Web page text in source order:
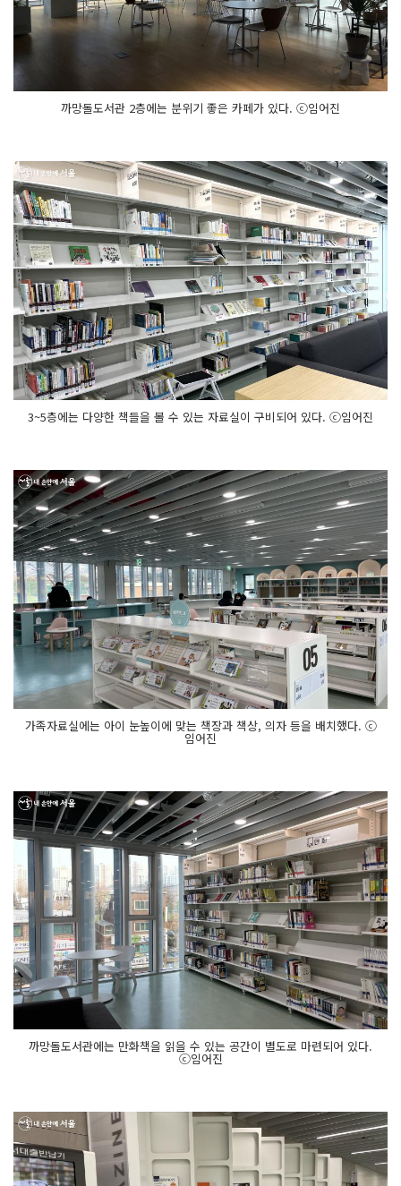
까망돌도서관 2층에는 분위기 좋은 카페가 있다. ⓒ임어진
3~5층에는 다양한 책들을 볼 수 있는 자료실이 구비되어 있다. ⓒ임어진
가족자료실에는 아이 눈높이에 맞는 책장과 책상, 의자 등을 배치했다. ⓒ
임어진
까망돌도서관에는 만화책을 읽을 수 있는 공간이 별도로 마련되어 있다.
ⓒ임어진